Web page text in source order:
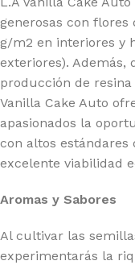
generosas con flores
g/m2 en interiores y
exteriores). Además,
producción de
Vanilla Cake Auto
apasionados la
con altos
excelente viabilidad
Aromas y Sabores
Al cultivar las
experimentarás la